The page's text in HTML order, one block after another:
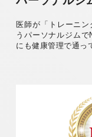
医師が「トレーニ
うパーソナルジム
にも健康管理で通っ